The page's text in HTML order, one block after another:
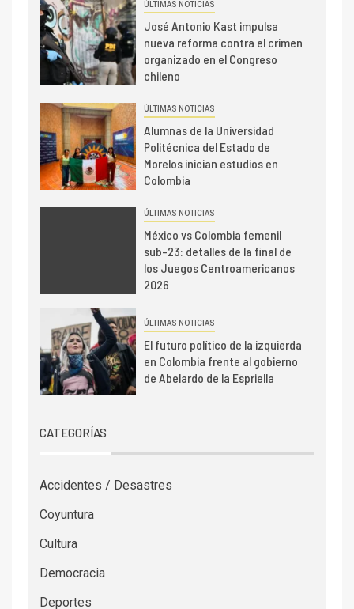
ÚLTIMAS NOTICIAS
José Antonio Kast impulsa
nueva reforma contra el crimen
organizado en el Congreso
chileno
ÚLTIMAS NOTICIAS
Alumnas de la Universidad
Politécnica del Estado de
Morelos inician estudios en
Colombia
ÚLTIMAS NOTICIAS
México vs Colombia femenil
sub-23: detalles de la final de
los Juegos Centroamericanos
2026
ÚLTIMAS NOTICIAS
El futuro político de la izquierda
en Colombia frente al gobierno
de Abelardo de la Espriella
CATEGORÍAS
Accidentes / Desastres
Coyuntura
Cultura
Democracia
Deportes